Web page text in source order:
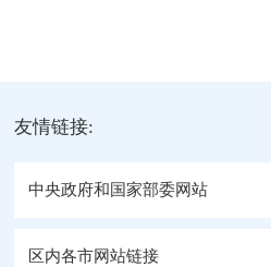
友情链接:
中央政府和国家部委网站
区内各市网站链接